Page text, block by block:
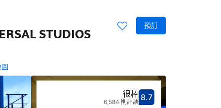
預訂
STUDIOS
分數8.7分
8.7評比很棒
很棒
6,584 則評語